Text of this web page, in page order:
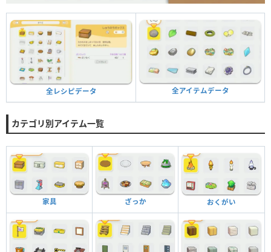
全レシピデータ 全アイテムデータ
カテゴリ別アイテム一覧
家具 ざっか おくがい